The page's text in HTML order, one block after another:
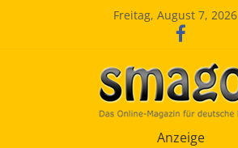
Freitag, August 7, 2026
Anzeige